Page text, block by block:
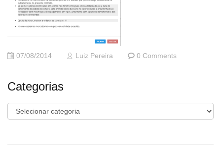
07/08/2014 Luiz Pereira 0 Comments
Categorias
Categorias